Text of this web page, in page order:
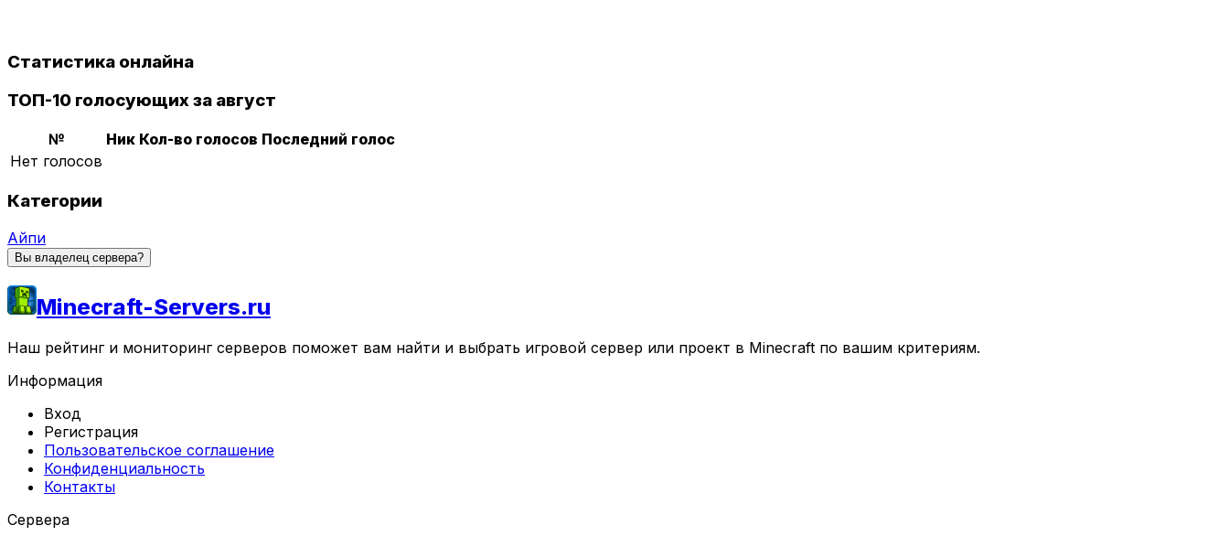
Статистика онлайна
ТОП-10 голосующих за август
№ Ник Кол-во голосов Последний голос
Нет голосов
Категории
Айпи
Вы владелец сервера?
Minecraft-Servers.ru
Наш рейтинг и мониторинг серверов поможет вам найти и выбрать игровой сервер или проект в Minecraft по вашим критериям.
Информация
Вход
Регистрация
Пользовательское соглашение
Конфиденциальность
Контакты
Сервера